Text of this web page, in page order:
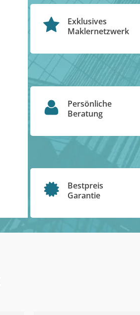
Exklusives
Maklernetzwerk
Persönliche
Beratung
Bestpreis
Garantie